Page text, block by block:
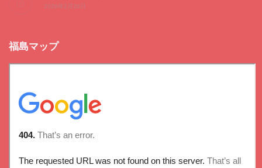
2026年2月20日
福島マップ